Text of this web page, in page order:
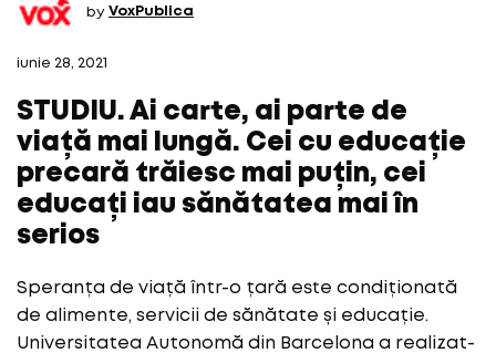
by VoxPublica
iunie 28, 2021
STUDIU. Ai carte, ai parte de
viață mai lungă. Cei cu educație
precară trăiesc mai puțin, cei
educați iau sănătatea mai în
serios
Speranța de viață într-o țară este condiționată
de alimente, servicii de sănătate și educație.
Universitatea Autonomă din Barcelona a realizat-